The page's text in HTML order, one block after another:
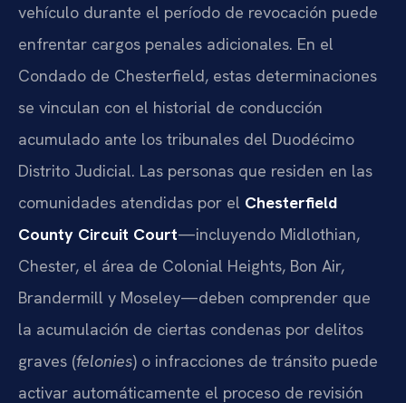
vehículo durante el período de revocación puede
enfrentar cargos penales adicionales. En el
Condado de Chesterfield, estas determinaciones
se vinculan con el historial de conducción
acumulado ante los tribunales del Duodécimo
Distrito Judicial. Las personas que residen en las
comunidades atendidas por el Chesterfield
County Circuit Court—incluyendo Midlothian,
Chester, el área de Colonial Heights, Bon Air,
Brandermill y Moseley—deben comprender que
la acumulación de ciertas condenas por delitos
graves (felonies) o infracciones de tránsito puede
activar automáticamente el proceso de revisión